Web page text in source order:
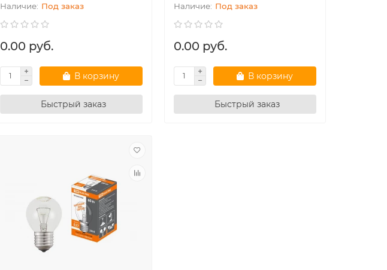
Под заказ
0.00 руб.
В корзину
Быстрый заказ
Под заказ
0.00 руб.
В корзину
Быстрый заказ